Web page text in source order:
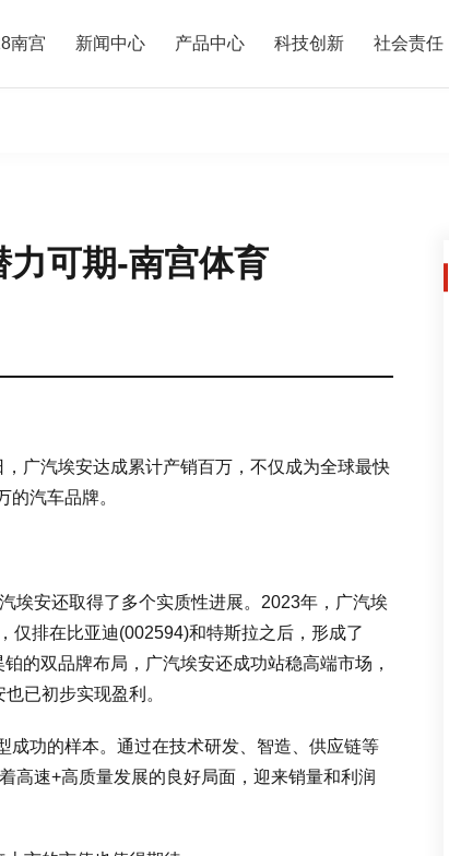
南宫 新闻中心 产品中心 科技创新 社会责任
力可期-南宫体育
广汽埃安达成累计产销百万，不仅成为全球最快
汽车品牌。
埃安还取得了多个实质性进展。2023年，广汽埃
仅排在比亚迪(002594)和特斯拉之后，形成了
的双品牌布局，广汽埃安还成功站稳高端市场，
已初步实现盈利。
成功的样本。通过在技术研发、智造、供应链等
高速+高质量发展的良好局面，迎来销量和利润